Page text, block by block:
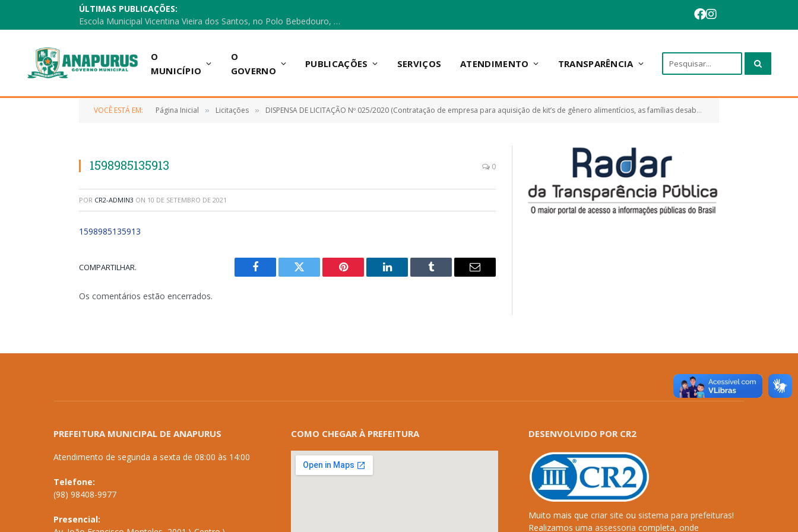
ÚLTIMAS PUBLICAÇÕES:
Escola Municipal Vicentina Vieira dos Santos, no Polo Bebedouro, recebeu materiais para a implantação do Cantinho da Leitura e da Sala Multidisciplinar.
O
MUNICÍPIO
O
GOVERNO
PUBLICAÇÕES SERVIÇOS ATENDIMENTO TRANSPARÊNCIA
VOCÊ ESTÁ EM: Página Inicial » Licitações » DISPENSA DE LICITAÇÃO Nº 025/2020 (Contratação de empresa para aquisição de kit’s de gênero alimentícios, as famílias desabrigadas na zona rural do município de Anapurus-MA)
1598985135913 0
POR CR2-ADMIN3 ON 10 DE SETEMBRO DE 2021
1598985135913
COMPARTILHAR.
Facebook Twitter Pinterest LinkedIn Tumblr
E-
Os comentários estão encerrados.
PREFEITURA MUNICIPAL DE ANAPURUS
Atendimento de segunda a sexta de 08:00 às 14:00
Telefone:
(98) 98408-9977
Presencial:
COMO CHEGAR À PREFEITURA DESENVOLVIDO POR CR2
Muito mais que criar site ou sistema para prefeituras!
Realizamos uma assessoria completa, onde